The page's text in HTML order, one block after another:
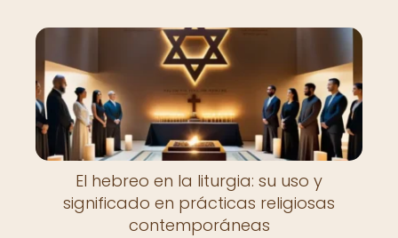
El hebreo en la liturgia: su uso y
significado en prácticas religiosas
contemporáneas